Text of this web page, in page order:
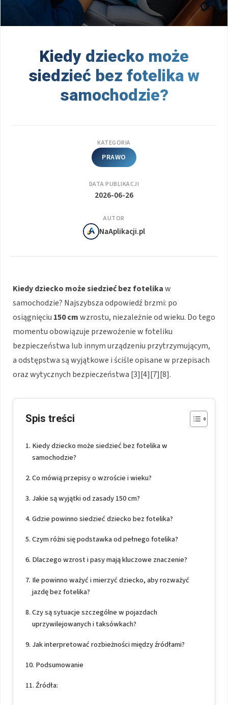
Kiedy dziecko może
siedzieć bez fotelika w
samochodzie?
KATEGORIA
PRAWO
DATA PUBLIKACJI
2026-06-26
AUTOR
NaAplikacji.pl
Kiedy dziecko może siedzieć bez fotelikaw
samochodzie? Najszybsza odpowiedź brzmi: po
osiągnięciu 150 cmwzrostu, niezależnie od wieku. Do tego
momentu obowiązuje przewożenie w foteliku
bezpieczeństwa lub innym urządzeniu przytrzymującym,
a odstępstwa są wyjątkowe i ściśle opisane w przepisach
oraz wytycznych bezpieczeństwa [3][4][7][8].
Spis treści
Kiedy dziecko może siedzieć bez fotelika w
samochodzie?
Co mówią przepisy o wzroście i wieku?
Jakie są wyjątki od zasady 150 cm?
Gdzie powinno siedzieć dziecko bez fotelika?
Czym różni się podstawka od pełnego fotelika?
Dlaczego wzrost i pasy mają kluczowe znaczenie?
Ile powinno ważyć i mierzyć dziecko, aby rozważyć
jazdę bez fotelika?
Czy są sytuacje szczególne w pojazdach
uprzywilejowanych i taksówkach?
Jak interpretować rozbieżności między źródłami?
Podsumowanie
Źródła: